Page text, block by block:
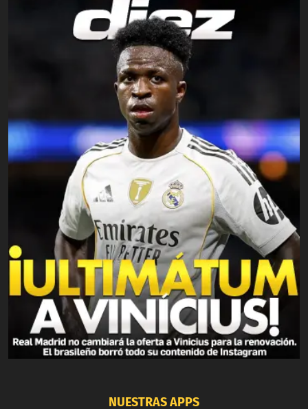
NUESTRAS APPS